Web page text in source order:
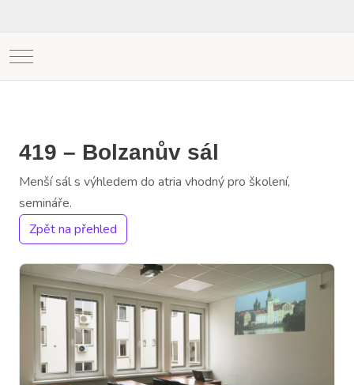
Mobile Menu Toggle
419 – Bolzanův sál
Menší sál s výhledem do atria vhodný pro školení,
semináře.
Zpět na přehled